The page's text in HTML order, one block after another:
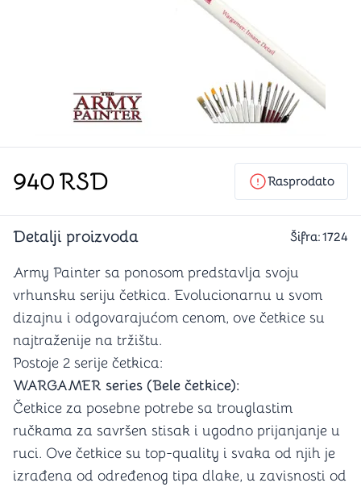
940RSD Rasprodato
Detalji proizvoda Šifra:1724
Army Painter sa ponosom predstavlja svoju
vrhunsku seriju četkica. Evolucionarnu u svom
dizajnu i odgovarajućom cenom, ove četkice su
najtraženije na tržištu.
Postoje 2 serije četkica:
WARGAMER series (Bele četkice):
Četkice za posebne potrebe sa trouglastim
ručkama za savršen stisak i ugodno prijanjanje u
ruci. Ove četkice su top-quality i svaka od njih je
izrađena od određenog tipa dlake, u zavisnosti od